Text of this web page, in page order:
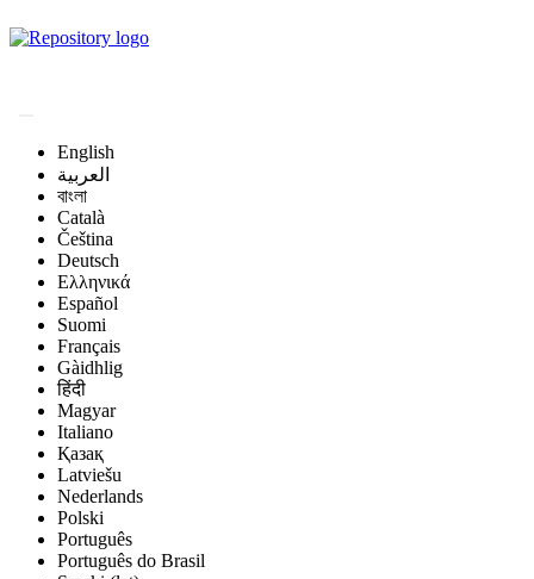
English
العربية
বাংলা
Català
Čeština
Deutsch
Ελληνικά
Español
Suomi
Français
Gàidhlig
हिंदी
Magyar
Italiano
Қазақ
Latviešu
Nederlands
Polski
Português
Português do Brasil